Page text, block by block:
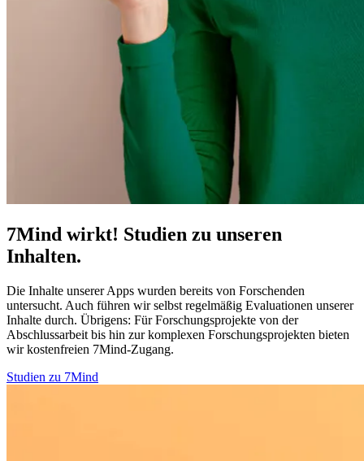
7Mind wirkt! Studien zu unseren
Inhalten.
Die Inhalte unserer Apps wurden bereits von Forschenden
untersucht. Auch führen wir selbst regelmäßig Evaluationen unserer
Inhalte durch. Übrigens: Für Forschungsprojekte von der
Abschlussarbeit bis hin zur komplexen Forschungsprojekten bieten
wir kostenfreien 7Mind-Zugang.
Studien zu 7Mind